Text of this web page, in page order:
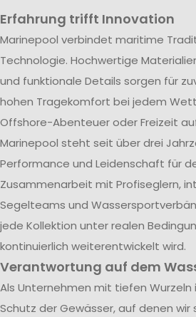
Erfahrung trifft Innovation
Marinepool verbindet maritime
Technologie. Hochwertige
und funktionale Details sorgen für
hohen Tragekomfort bei jedem
Offshore-Abenteuer oder Freizeit
Marinepool steht seit über drei
Performance und Leidenschaft für
Zusammenarbeit mit Profiseglern,
Segelteams und
jede Kollektion unter realen
kontinuierlich weiterentwickelt wird.
Verantwortung auf dem
Als Unternehmen mit tiefen
Schutz der Gewässer, auf denen wir